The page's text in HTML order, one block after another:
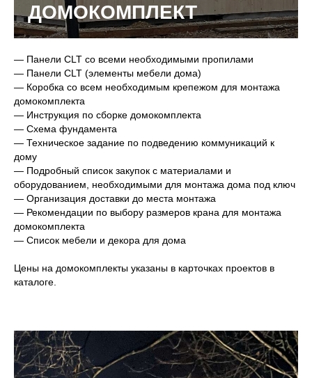
ДОМОКОМПЛЕКТ
— Панели CLT со всеми необходимыми пропилами
— Панели CLT (элементы мебели дома)
— Коробка со всем необходимым крепежом для монтажа
домокомплекта
— Инструкция по сборке домокомплекта
— Схема фундамента
— Техническое задание по подведению коммуникаций к
дому
— Подробный список закупок с материалами и
оборудованием, необходимыми для монтажа дома под ключ
— Организация доставки до места монтажа
— Рекомендации по выбору размеров крана для монтажа
домокомплекта
— Список мебели и декора для дома
Цены на домокомплекты указаны в карточках проектов в
каталоге.